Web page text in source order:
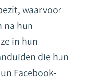
waarvoor
na hun
in hun
die hun
Facebook-